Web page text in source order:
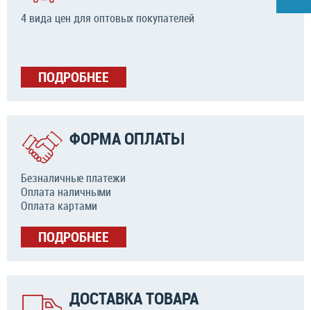
4 вида цен для оптовых покупателей
ПОДРОБНЕЕ
ФОРМА ОПЛАТЫ
Безналичные платежи
Оплата наличными
Оплата картами
ПОДРОБНЕЕ
ДОСТАВКА ТОВАРА